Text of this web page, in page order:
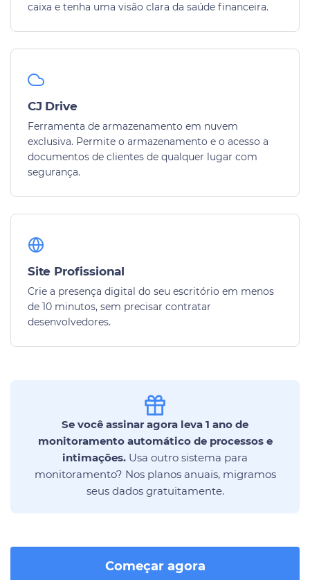
caixa e tenha uma visão clara da saúde financeira.
CJ Drive
Ferramenta de armazenamento em nuvem
exclusiva. Permite o armazenamento e o acesso a
documentos de clientes de qualquer lugar com
segurança.
Site Profissional
Crie a presença digital do seu escritório em menos
de 10 minutos, sem precisar contratar
desenvolvedores.
Se você assinar agora leva 1 ano de
monitoramento automático de processos e
intimações. Usa outro sistema para
monitoramento? Nos planos anuais, migramos
seus dados gratuitamente.
Começar agora